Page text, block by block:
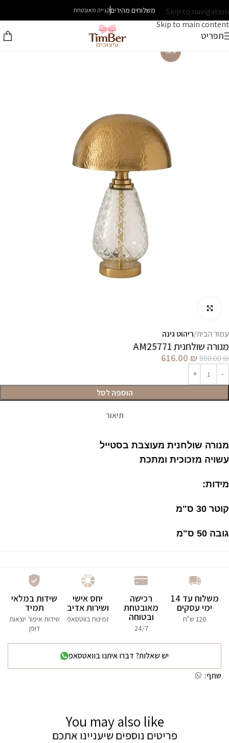
Skip to navigation
Skip to main content
משלוחים מהיריםקנייה מאובטחת
תפריט
עמוד הבית ריהוט גינה
מנורה שולחנית AM25771
880.00₪
616.00 ₪
הוספה לסל
תיאור
מנורה שולחנית מעוצבת בסטייל
עשויה מזכוכית ומתכת
מידות:
קוטר 30 ס"מ
גובה 50 ס"מ
-30%
משלוח עד 14
ימי עסקים
120 ש"ח
רכישה
מאובטחת
ובטוחה
24/7
יחס אישי
ושירות אדיב
זמינות בווטסאפ
שידות במלאי
תמיד
שידות איפור יוצאות
דופן
יש שאלות? דברו איתנו בוואטסאפ
שתף:
You may also like
פריטים נוספים שיעניינו אתכם